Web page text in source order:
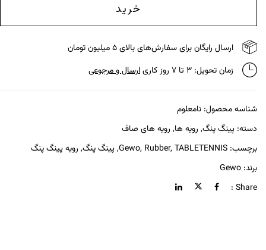
خرید
ارسال رایگان برای سفارش‌های بالای ۵ میلیون تومان
زمان تحویل: ۳ تا ۷ روز کاری
ارسال و مرجوعی
شناسه محصول: نامعلوم
دسته: پینگ پنگ, رویه ها, رویه های صاف
برچسب:
Gewo, Rubber,TABLETENNIS
,پینگ پنگ, رویه پینگ پنگ
برند: Gewo
Share :